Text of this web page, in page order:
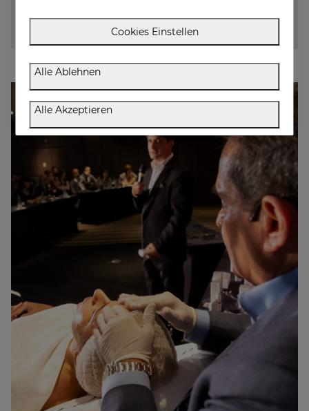
und die Aufmerksamkeit für seine Patienten beweist.
Cookies Einstellen
Alle Ablehnen
Alle Akzeptieren